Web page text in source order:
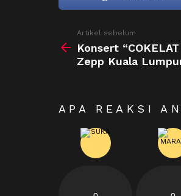
more
Artikel sebelum
Konsert
Zepp Kuala
APA REAKSI